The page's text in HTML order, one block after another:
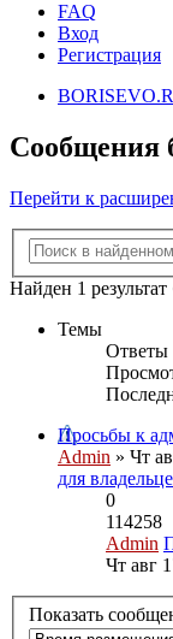
FAQ
Вход
Регистрация
Сообщения
Перейти к
Найден 1
Темы
Ответы
Просьбы к
Admin » Чт
для
0
114258
Admin
Чт авг
Показать